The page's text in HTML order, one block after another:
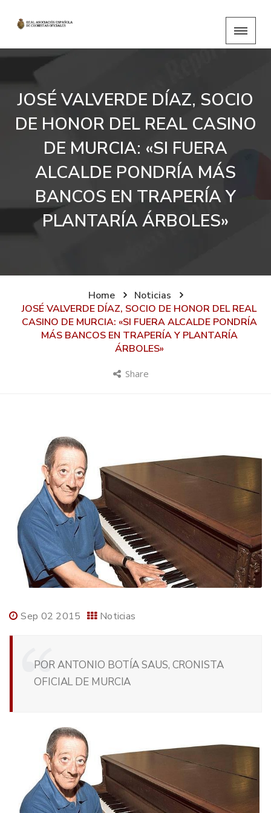
JOSÉ VALVERDE DÍAZ, SOCIO
DE HONOR DEL REAL CASINO
DE MURCIA: «SI FUERA
ALCALDE PONDRÍA MÁS
BANCOS EN TRAPERÍA Y
PLANTARÍA ÁRBOLES»
Home
Noticias
JOSÉ VALVERDE DÍAZ, SOCIO DE HONOR DEL REAL
CASINO DE MURCIA: «SI FUERA ALCALDE PONDRÍA
MÁS BANCOS EN TRAPERÍA Y PLANTARÍA
ÁRBOLES»
Share
Sep 02 2015 Noticias
POR ANTONIO BOTÍA SAUS, CRONISTA
OFICIAL DE MURCIA